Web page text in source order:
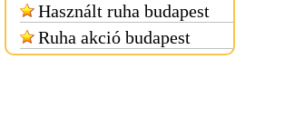
Használt ruha budapest
Ruha akció budapest